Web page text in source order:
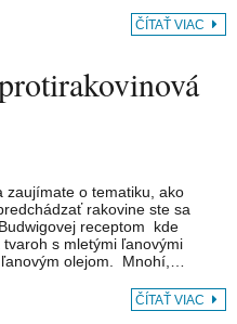
ČÍTAŤ VIAC
zaujímate o tematiku, ako
rakovine ste sa
receptom kde
s mletými ľanovými
olejom. Mnohí,…
ČÍTAŤ VIAC